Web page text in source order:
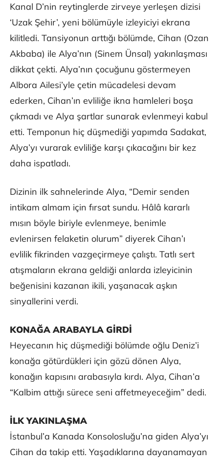
Kanal D’nin reytinglerde zirveye yerleşen dizisi
‘Uzak Şehir’, yeni bölümüyle izleyiciyi ekrana
kilitledi. Tansiyonun arttığı bölümde, Cihan (Ozan
Akbaba) ile Alya’nın (Sinem Ünsal) yakınlaşması
dikkat çekti. Alya’nın çocuğunu göstermeyen
Albora Ailesi’yle çetin mücadelesi devam
ederken, Cihan’ın evliliğe ikna hamleleri boşa
çıkmadı ve Alya şartlar sunarak evlenmeyi kabul
etti. Temponun hiç düşmediği yapımda Sadakat,
Alya’yı vurarak evliliğe karşı çıkacağını bir kez
daha ispatladı.
Dizinin ilk sahnelerinde Alya, “Demir senden
intikam almam için fırsat sundu. Hâlâ kararlı
mısın böyle biriyle evlenmeye, benimle
evlenirsen felaketin olurum” diyerek Cihan’ı
evlilik fikrinden vazgeçirmeye çalıştı. Tatlı sert
atışmaların ekrana geldiği anlarda izleyicinin
beğenisini kazanan ikili, yaşanacak aşkın
sinyallerini verdi.
KONAĞA ARABAYLA GİRDİ
Heyecanın hiç düşmediği bölümde oğlu Deniz’i
konağa götürdükleri için gözü dönen Alya,
konağın kapısını arabasıyla kırdı. Alya, Cihan’a
“Kalbim attığı sürece seni affetmeyeceğim” dedi.
İLK YAKINLAŞMA
İstanbul’a Kanada Konsolosluğu’na giden Alya’yı
Cihan da takip etti. Yaşadıklarına dayanamayan